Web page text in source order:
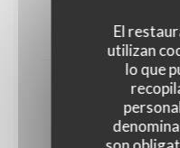
El
utilizan
lo que
Sous
Au